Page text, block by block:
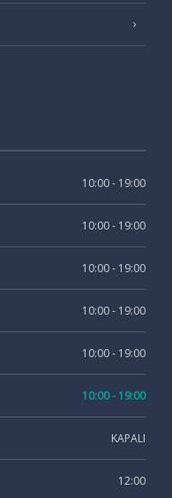
10:00 - 19:00
10:00 - 19:00
10:00 - 19:00
10:00 - 19:00
10:00 - 19:00
10:00 - 19:00
KAPALI
12:00